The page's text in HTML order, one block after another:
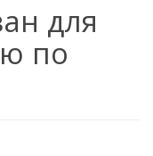
для
по